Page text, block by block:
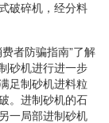
破碎机，经分料
者防骗指南”了解
砂机进行进一步
足制砂机进料粒
。进制砂机的石
一局部进制砂机